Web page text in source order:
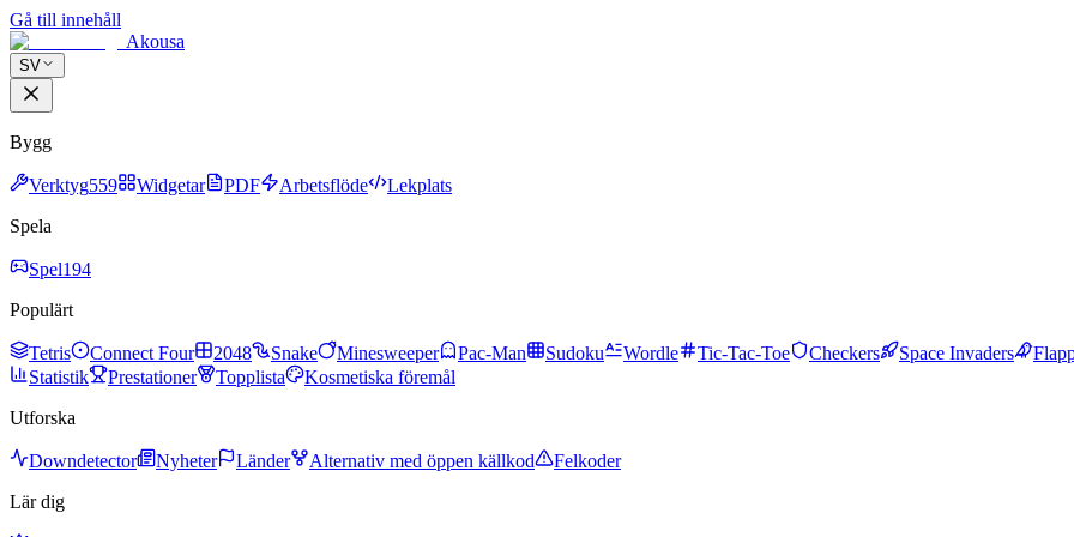
Gå till innehåll
Akousa
SV
Bygg
Verktyg559 Widgetar PDF Arbetsflöde
Lekplats
Spela
Spel194
Populärt
Tetris Connect Four 2048 Snake Minesweeper Pac-Man Sudoku Wordle Tic-Tac-Toe Checkers Space Invaders
Statistik
Prestationer Topplista
Kosmetiska föremål
Utforska
Downdetector Nyheter Länder Alternativ med öppen källkod
Felkoder
Lär dig